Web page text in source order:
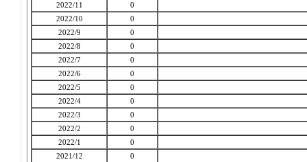
2022/11
0
2022/10
0
2022/9
0
2022/8
0
2022/7
0
2022/6
0
2022/5
0
2022/4
0
2022/3
0
2022/2
0
2022/1
0
2021/12
0